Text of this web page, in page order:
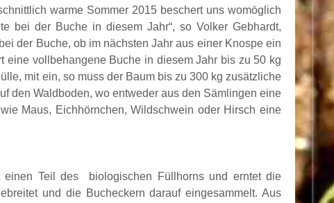
warme Sommer 2015 beschert uns womöglich
bei der Buche in diesem Jahr“, so Volker Gebhardt,
der Buche, ob im nächsten Jahr aus einer Knospe ein
vollbehangene Buche in diesem Jahr bis zu 50 kg
mit ein, so muss der Baum bis zu 300 kg zusätzliche
den Waldboden, wo entweder aus den Sämlingen eine
Maus, Eichhörnchen, Wildschwein oder Hirsch eine
einen Teil des biologischen Füllhorns und erntet die
und die Bucheckern darauf eingesammelt. Aus